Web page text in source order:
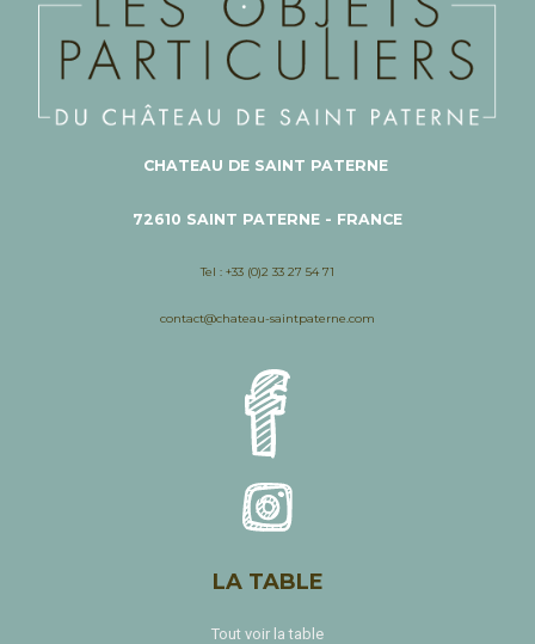
CHATEAU DE SAINT PATERNE
72610 SAINT PATERNE - FRANCE
Tel : +33 (0)2 33 27 54 71
contact@chateau-saintpaterne.com
LA TABLE
Tout voir la table